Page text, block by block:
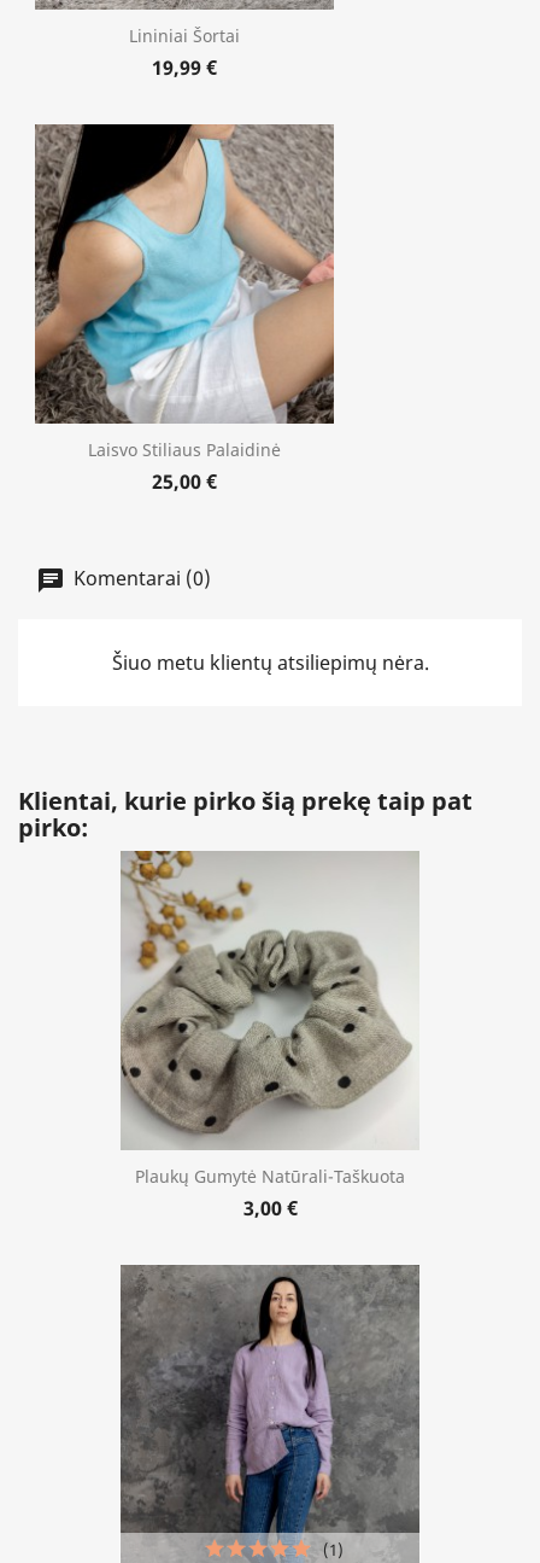
Lininiai Šortai
19,99 €
Laisvo Stiliaus Palaidinė
25,00 €
Komentarai (0)
Šiuo metu klientų atsiliepimų nėra.
Klientai, kurie pirko šią prekę taip pat
pirko:
Plaukų Gumytė Natūrali-Taškuota
3,00 €
(1)